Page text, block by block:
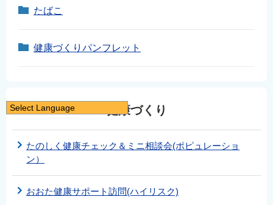
たばこ
健康づくりパンフレット
健康づくり
たのしく健康チェック＆ミニ相談会(ポピュレーショ
ン）
おおた健康サポート訪問(ハイリスク)
Select Language
English
简体中文
한국어